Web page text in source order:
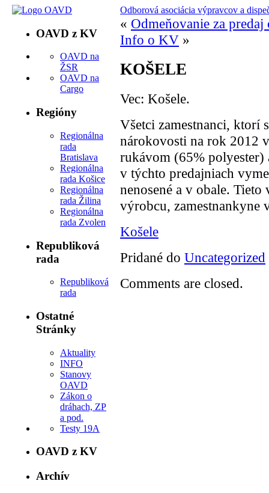
Odborová asociácia výpravcov a
OAVD z KV
OAVD na
ŽSR
OAVD na
Cargo
Regióny
Regionálna
rada
Bratislava
Regionálna
rada Košice
Regionálna
rada Žilina
Regionálna
rada Zvolen
Republiková
rada
Republiková
rada
Ostatné
Stránky
Aktuality
INFO
Stanovy
OAVD
Zákon o
dráhach, ZP
a pod.
Testy 19A
OAVD z KV
Archív
« Odmeňovanie za
Info o KV »
KOŠELE
Vec: Košele.
Všetci zamestnanci, ktorí
nárokovosti na rok 2012
rukávom (65%
v týchto predajniach
nenosené a v obale.
výrobcu, zamestnankyne
Košele
Pridané do Uncategorized
Comments are closed.